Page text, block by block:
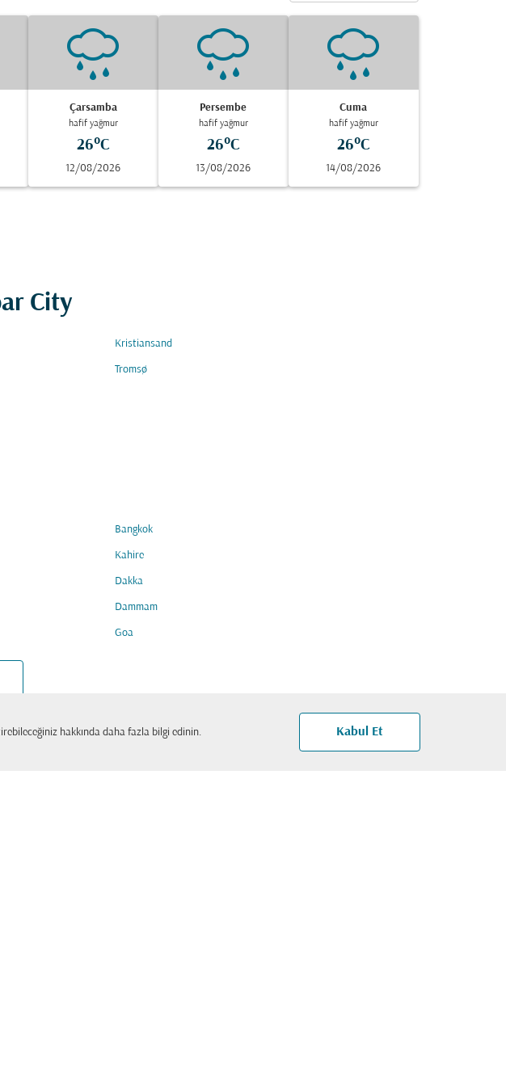
hakkında daha fazla bilgi edinin. Kabul Et
Çarsamba
hafif yağmur
26°C
12/08/2026
Persembe
hafif yağmur
26°C
13/08/2026
Cuma
hafif yağmur
26°C
14/08/2026
City
Kristiansand
Tromsø
Bangkok
Kahire
Dakka
Dammam
Goa